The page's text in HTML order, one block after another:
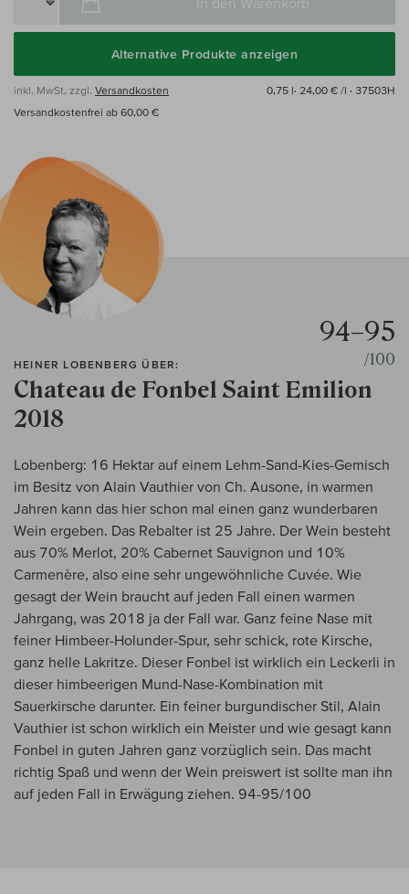
Alternative Produkte anzeigen
inkl. MwSt, zzgl. Versandkosten 0,75 l· 24,00 € /l · 37503H
Versandkostenfrei ab 60,00 €
HEINER LOBENBERG ÜBER:
Chateau de Fonbel Saint Emilion
2018
94–95
/100
Lobenberg: 16 Hektar auf einem Lehm-Sand-Kies-Gemisch
im Besitz von Alain Vauthier von Ch. Ausone, in warmen
Jahren kann das hier schon mal einen ganz wunderbaren
Wein ergeben. Das Rebalter ist 25 Jahre. Der Wein besteht
aus 70% Merlot, 20% Cabernet Sauvignon und 10%
Carmenère, also eine sehr ungewöhnliche Cuvée. Wie
gesagt der Wein braucht auf jeden Fall einen warmen
Jahrgang, was 2018 ja der Fall war. Ganz feine Nase mit
feiner Himbeer-Holunder-Spur, sehr schick, rote Kirsche,
ganz helle Lakritze. Dieser Fonbel ist wirklich ein Leckerli in
dieser himbeerigen Mund-Nase-Kombination mit
Sauerkirsche darunter. Ein feiner burgundischer Stil, Alain
Vauthier ist schon wirklich ein Meister und wie gesagt kann
Fonbel in guten Jahren ganz vorzüglich sein. Das macht
richtig Spaß und wenn der Wein preiswert ist sollte man ihn
auf jeden Fall in Erwägung ziehen. 94-95/100